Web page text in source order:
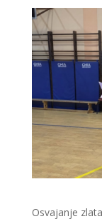
Osvajanje